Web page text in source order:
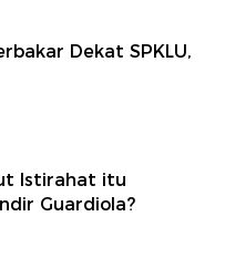
Dekat SPKLU,
Istirahat itu
Guardiola?